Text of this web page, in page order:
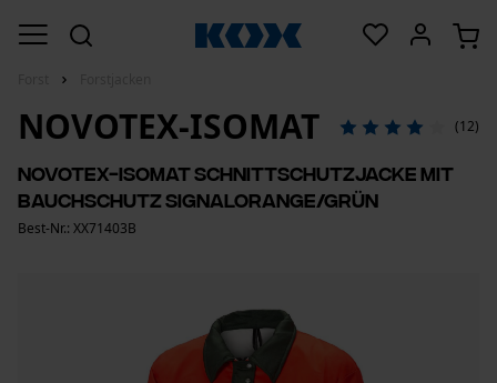
NOVOTEX-ISOMAT (12)
Novotex-Isomat Schnittschutzjacke mit
Bauchschutz Signalorange/Grün
Best-Nr.: XX71403B